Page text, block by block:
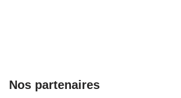
Nos partenaires